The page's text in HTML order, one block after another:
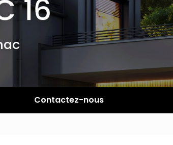
Domotique
Contactez-nous